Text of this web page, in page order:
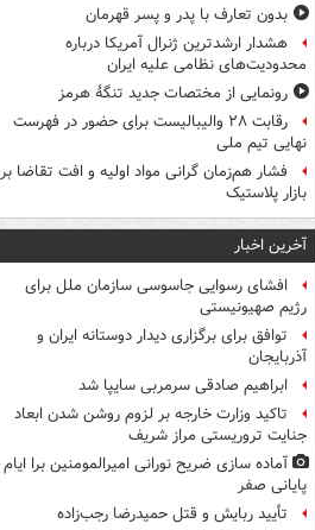
بدون تعارف با پدر و پسر قهرمان
هشدار ارشدترین ژنرال آمریکا درباره
محدودیت‌های نظامی علیه ایران
رونمایی از مختصات جدید تنگۀ هرمز
رقابت ۲۸ والیبالیست برای حضور در فهرست
نهایی تیم ملی
فشار هم‌زمان گرانی مواد اولیه و افت تقاضا بر
بازار پلاستیک
آخرین اخبار
افشای رسوایی جاسوسی سازمان ملل برای
رژیم صهیونیستی
توافق برای برگزاری دیدار دوستانه ایران و
آذربایجان
ابراهیم صادقی سرمربی سایپا شد
تاکید وزارت خارجه بر لزوم روشن شدن ابعاد
جنایت تروریستی مراز شریف
آماده سازی ضریح نورانی امیرالمومنین برا ایام
پایانی صفر
تأیید ربایش و قتل حمیدرضا رجب‌زاده